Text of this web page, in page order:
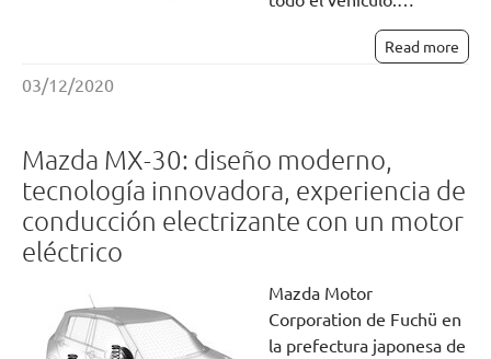
Read more
03/12/2020
Mazda MX-30: diseño moderno,
tecnología innovadora, experiencia de
conducción electrizante con un motor
eléctrico
Mazda Motor
Corporation de Fuchü en
la prefectura japonesa de